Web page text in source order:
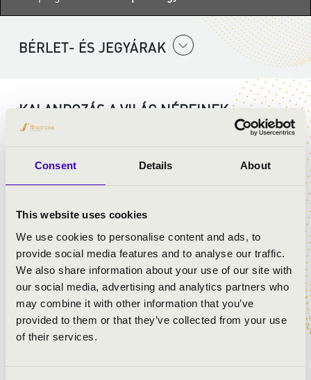
Consent Details About
This website uses cookies
We use cookies to personalise content and ads, to
provide social media features and to analyse our traffic.
We also share information about your use of our site with
our social media, advertising and analytics partners who
may combine it with other information that you’ve
provided to them or that they’ve collected from your use
of their services.
BÉRLET- ÉS JEGYÁRAK
KALANDOZÁS A VILÁG NÉPEINEK
SZAKRÁLIS ZENÉJÉBEN
Magyarország legnépszerűbb vokális együttesei között
számontartott Szent Efrém Férfikar ezúttal Bolyki
elhivatott énekesnőjével lép színpadra. Május 26-án
Debrecenben a világ szakrális zenéiből hallhatunk majd
válogatást. Az est művészeti vezetőjével Bubnó
Tamással olyan műsorral érkeznek melyben ugyan
különböző korok és stílusok zenéi jelennek meg, de
mégis összeköti őket a lelki gazdagság.